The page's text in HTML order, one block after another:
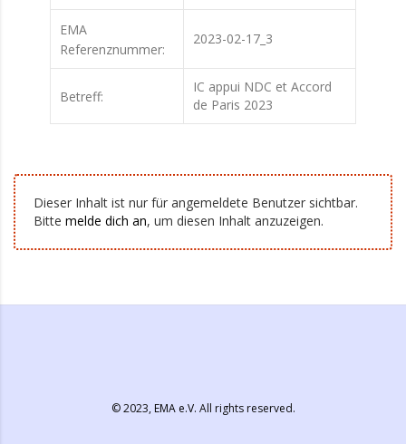
EMA
Referenznummer:
2023-02-17_3
Betreff:
IC appui NDC et Accord
de Paris 2023
Dieser Inhalt ist nur für angemeldete Benutzer sichtbar.
Bitte melde dich an, um diesen Inhalt anzuzeigen.
© 2023,EMA e.V. All rights reserved.